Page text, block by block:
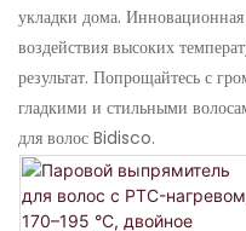
укладки дома.
воздействия высоких
результат. Попрощайтесь с
гладкими и стильными
для волос Bidisco.